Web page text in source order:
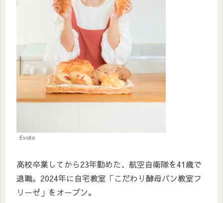
Evoto
高校卒業してから23年勤めた、航空自衛隊を41歳で
退職。2024年に自宅教室「こだわり酵母パン教室フ
リーゼ」をオープン。